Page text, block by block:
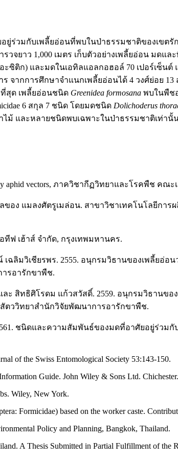
ร่วมกับเพลี้ยอ่อนที่พบในป่าธรรมชาติของเขตรั
จยาว 1,000 เมตร เก็บตัวอย่างเพลี้ยอ่อน มดแ
ะซิติก) และมดในเอทิลแอลกอฮอล์ 70 เปอร์เ
ากการศึกษาจำแนกเพลี้ยอ่อนได้ 4 วงศ์ย่อย
ที่สุด เพลี้ยอ่อนชนิด Greenidea formosana พบในพืช
6 สกุล 7 ชนิด โดยมดชนิด Dolichoderus
ม้ และหลายชนิดพบเฉพาะในป่าธรรมชาติเท่า
aphid vectors, ภาควิชากีฏวิทยาและโรคพืช คณ
อง แมลงศัตรูเมล่อน. สาขาวิชาเทคโนโลยีกา
ฟ เฮ้าส์ จำกัด, กรุงเทพมหานคร.
เชียรพร. 2555. อนุกรมวิธานของเพลี้ยอ่อนวงศ์
ารอารักขาพืช.
ศิโรดม แก้วสวัสดิ์. 2559. อนุกรมวิธานของเพ
ะสัตววิทยาสำนักวิจัยพัฒนาการอารักขาพืช.
ชนิดและความสัมพันธ์ของมดที่อาศัยอยู่ร่วมกั
of the Swiss Entomological Society 53:143-150.
Guide. John Wiley & Sons Ltd. Chichester.
Wiley, New York.
Formicidae) based on the worker caste.
Policy and Planning, Bangkok, Thailand.
A Thesis Submitted in Partial Fulfillment of the